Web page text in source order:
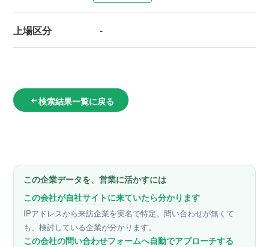
上場区分 -
arrow_left_alt検索結果一覧に戻る
この企業データを、営業に活かすには
この会社が自社サイトに来ていたら分かります
IPアドレスから来訪企業を実名で特定。問い合わせが無くて
も、検討している企業が分かります。
この会社の問い合わせフォームへ自動でアプローチする